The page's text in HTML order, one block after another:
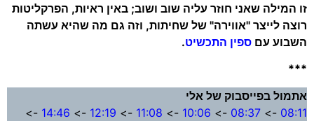
שאני חוזר עליה שוב ושוב; באין ראיות, הפרקליטות
לייצר "אווירה" של שחיתות, וזה גם מה שהיא עשתה
עם ספין התכשיט.
בפייסבוק של אלי
->
08:37
->
10:06
->
11:08
->
12:19
->
14:46
->